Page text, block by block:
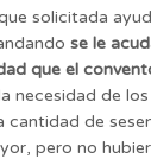
solicitada
se le
que el
de los
de
pero no